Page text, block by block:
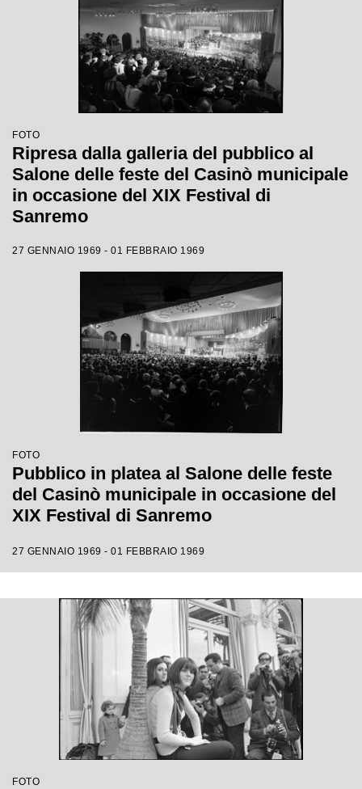
FOTO
Ripresa dalla galleria del pubblico al
Salone delle feste del Casinò municipale
in occasione del XIX Festival di
Sanremo
27 GENNAIO 1969 - 01 FEBBRAIO 1969
FOTO
Pubblico in platea al Salone delle feste
del Casinò municipale in occasione del
XIX Festival di Sanremo
27 GENNAIO 1969 - 01 FEBBRAIO 1969
FOTO